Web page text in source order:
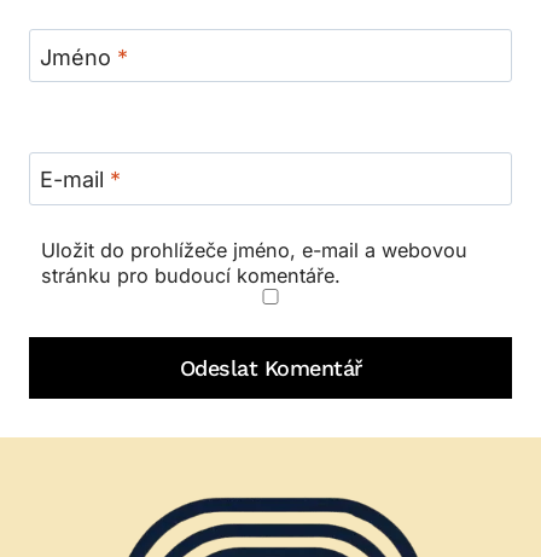
Jméno *
E-mail *
Uložit do prohlížeče jméno, e-mail a webovou
stránku pro budoucí komentáře.